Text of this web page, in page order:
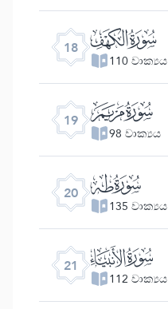
18 ﮞ
110 වාක්‍යය
19 ﮟ
98 වාක්‍යය
20 ﮠ
135 වාක්‍යය
21 ﮡ
112 වාක්‍යය